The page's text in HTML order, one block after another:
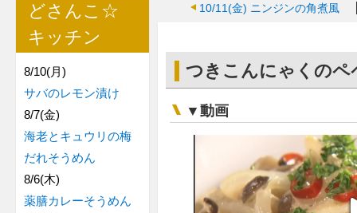
10/11(金) ニンジンの角煮風
つきこんにゃくのペ
▼動画
どさんこ☆
キッチン
8/10(月)
サバのレモン漬け
8/7(金)
海老とキュウリの梅
だれそうめん
8/6(木)
薬膳カレーそうめん